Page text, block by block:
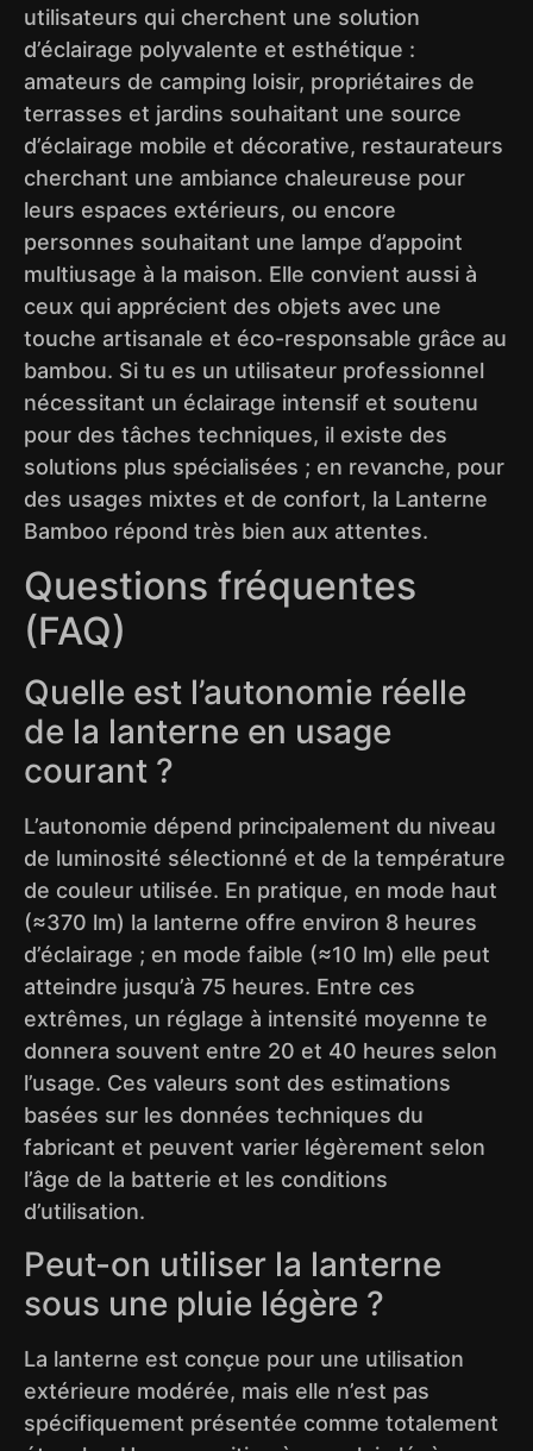
utilisateurs qui cherchent une solution
d’éclairage polyvalente et esthétique :
amateurs de camping loisir, propriétaires de
terrasses et jardins souhaitant une source
d’éclairage mobile et décorative, restaurateurs
cherchant une ambiance chaleureuse pour
leurs espaces extérieurs, ou encore
personnes souhaitant une lampe d’appoint
multiusage à la maison. Elle convient aussi à
ceux qui apprécient des objets avec une
touche artisanale et éco-responsable grâce au
bambou. Si tu es un utilisateur professionnel
nécessitant un éclairage intensif et soutenu
pour des tâches techniques, il existe des
solutions plus spécialisées ; en revanche, pour
des usages mixtes et de confort, la Lanterne
Bamboo répond très bien aux attentes.
Questions fréquentes
(FAQ)
Quelle est l’autonomie réelle
de la lanterne en usage
courant ?
L’autonomie dépend principalement du niveau
de luminosité sélectionné et de la température
de couleur utilisée. En pratique, en mode haut
(≈370 lm) la lanterne offre environ 8 heures
d’éclairage ; en mode faible (≈10 lm) elle peut
atteindre jusqu’à 75 heures. Entre ces
extrêmes, un réglage à intensité moyenne te
donnera souvent entre 20 et 40 heures selon
l’usage. Ces valeurs sont des estimations
basées sur les données techniques du
fabricant et peuvent varier légèrement selon
l’âge de la batterie et les conditions
d’utilisation.
Peut-on utiliser la lanterne
sous une pluie légère ?
La lanterne est conçue pour une utilisation
extérieure modérée, mais elle n’est pas
spécifiquement présentée comme totalement